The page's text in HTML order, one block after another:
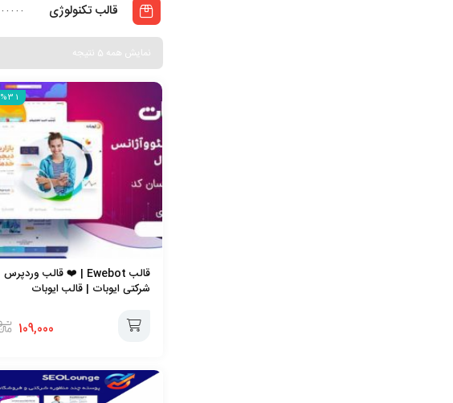
قالب تکنولوژی
نمایش همه 5 نتیجه
%31
قالب Ewebot | ❤️ قالب وردپرس
شرکتی ایوبات | قالب ایوبات
109,000